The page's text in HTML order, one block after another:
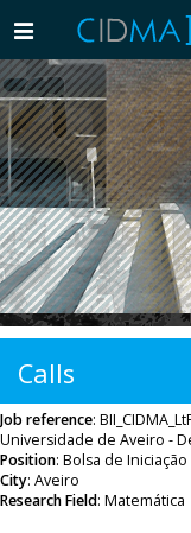
Toggle
Calls
Job reference:
Universidade de Aveiro -
Position: Bolsa de
City: Aveiro
Research Field: Matemática